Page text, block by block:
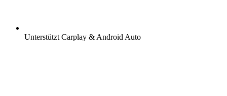
Unterstützt Carplay & Android Auto